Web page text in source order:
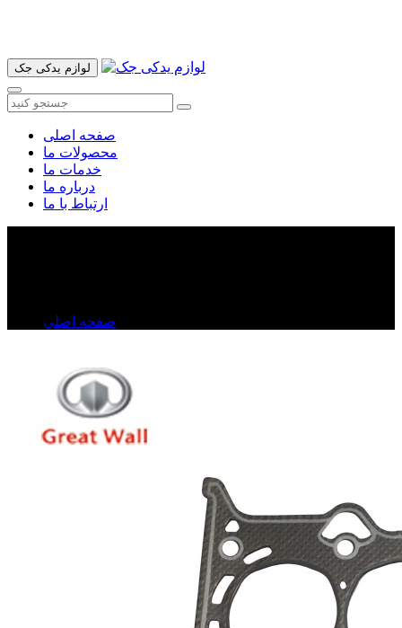
لوازم یدکی جک
صفحه اصلی
محصولات ما
خدمات ما
درباره ما
ارتباط با ما
صفحه اصلی